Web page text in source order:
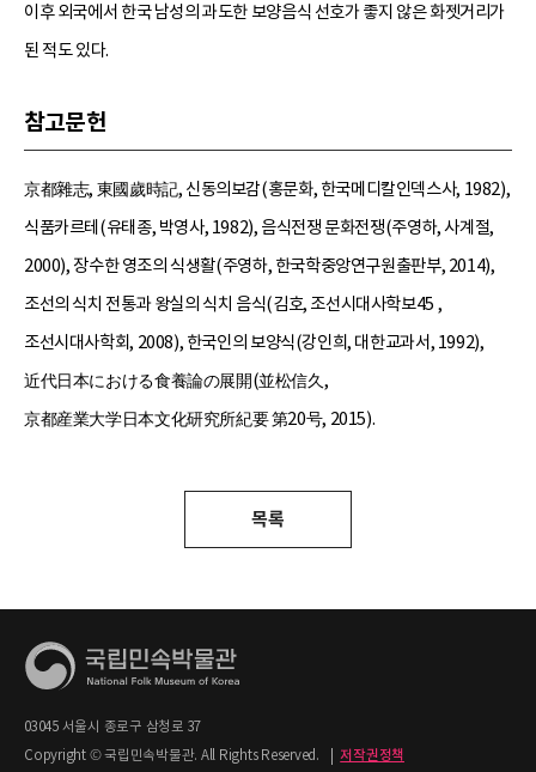
이후 외국에서 한국 남성의 과도한 보양음식 선호가 좋지 않은 화젯거리가
된 적도 있다.
참고문헌
京都雜志, 東國歲時記, 신동의보감(홍문화, 한국메디칼인덱스사, 1982),
식품카르테(유태종, 박영사, 1982), 음식전쟁 문화전쟁(주영하, 사계절,
2000), 장수한 영조의 식생활(주영하, 한국학중앙연구원출판부, 2014),
조선의 식치 전통과 왕실의 식치 음식(김호, 조선시대사학보45 ,
조선시대사학회, 2008), 한국인의 보양식(강인희, 대한교과서, 1992),
近代日本における食養論の展開(並松信久,
京都産業大学日本文化研究所紀要 第20号, 2015).
목록
03045 서울시 종로구 삼청로 37
Copyright © 국립민속박물관. All Rights Reserved.
저작권정책